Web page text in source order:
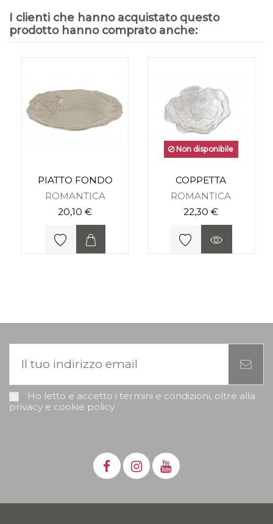
I clienti che hanno acquistato questo
prodotto hanno comprato anche:
PIATTO FONDO
ROMANTICA
20,10 €
Non disponibile
COPPETTA
ROMANTICA
22,30 €
Ho letto e accetto i termini e condizioni, oltre alla
privacy e cookie policy